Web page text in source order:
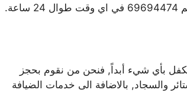
بأي شيء أبداً, فنحن من نقوم بحجز
والسجاد, بالاضافة الى خدمات الضيافة